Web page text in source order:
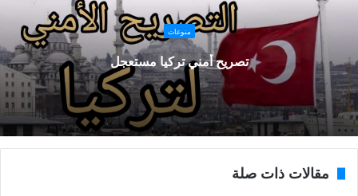
منوعات
تصريح أمني تركيا مستعجل
مقالات ذات صلة